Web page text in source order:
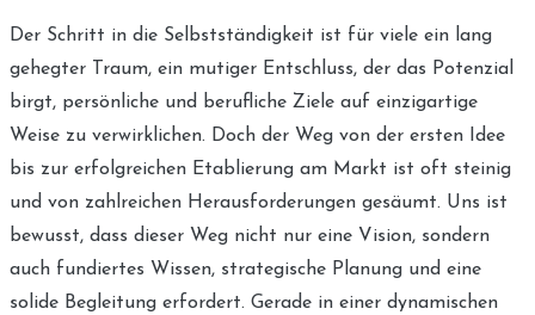
leicht
Coaching
Düsseldorf
Start
Der Schritt in die Selbstständigkeit ist für viele ein lang
gehegter Traum, ein mutiger Entschluss, der das Potenzial
birgt, persönliche und berufliche Ziele auf einzigartige
Weise zu verwirklichen. Doch der Weg von der ersten Idee
bis zur erfolgreichen Etablierung am Markt ist oft steinig
und von zahlreichen Herausforderungen gesäumt. Uns ist
bewusst, dass dieser Weg nicht nur eine Vision, sondern
auch fundiertes Wissen, strategische Planung und eine
solide Begleitung erfordert. Gerade in einer dynamischen